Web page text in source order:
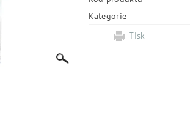
Kategorie
Tisk